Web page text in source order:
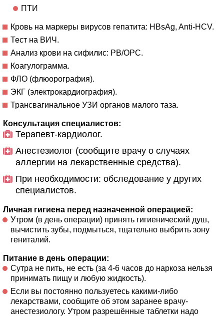
ПТИ
Кровь на маркеры вирусов гепатита: HBsAg, Anti-HCV.
Тест на ВИЧ.
Анализ крови на сифилис: РВ/ОРС.
Коагулограмма.
ФЛО (флюорография).
ЭКГ (электрокардиография).
Трансвагинальное УЗИ органов малого таза.
Консультация специалистов:
Терапевт-кардиолог.
Анестезиолог (сообщите врачу о случаях
аллергии на лекарственные средства).
При необходимости: обследование у других
специалистов.
Личная гигиена перед назначенной операцией:
Утром (в день операции) принять гигиенический душ,
вычистить зубы, подмыться, тщательно выбрить зону
гениталий.
Питание в день операции:
Сутра не пить, не есть (за 4-6 часов до наркоза нельзя
принимать пищу и любую жидкость).
Если вы постоянно пользуетесь какими-либо
лекарствами, сообщите об этом заранее врачу-
анестезиологу. Утром разрешённые таблетки надо